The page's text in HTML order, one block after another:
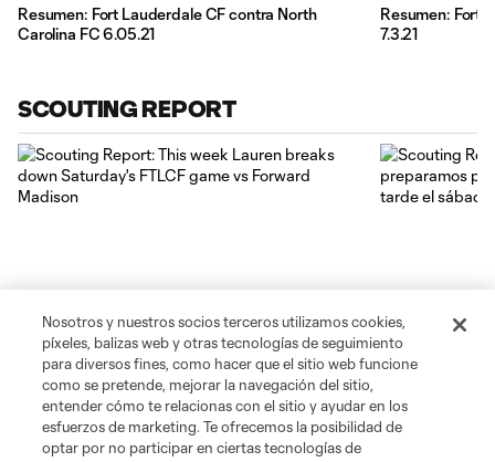
Resumen: Fort Lauderdale CF contra North
Carolina FC 6.05.21
Resumen: Fort
7.3.21
SCOUTING REPORT
2:18
Scouting Report: This week Lauren breaks down
Saturday's FTLCF game vs Forward Madison
Scouting
para el partido
Nosotros y nuestros socios terceros utilizamos cookies,
píxeles, balizas web y otras tecnologías de seguimiento
para diversos fines, como hacer que el sitio web funcione
como se pretende, mejorar la navegación del sitio,
entender cómo te relacionas con el sitio y ayudar en los
esfuerzos de marketing. Te ofrecemos la posibilidad de
optar por no participar en ciertas tecnologías de